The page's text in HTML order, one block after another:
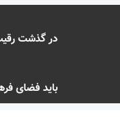
در گذشت
باید فضای